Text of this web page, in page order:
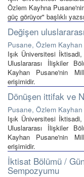
Özlem Kayhna
güç görüyor" başlıklı
Değişen
Pusane, Özlem Kayhan
Işık Üniversitesi
Uluslararası İlişkiler
Kayhan Pusane'nin
erişimidir.
Dönüşen ittifak ve
Pusane, Özlem Kayhan
Işık Üniversitesi
Uluslararası İlişkiler
Kayhan Pusane'nin
erişimidir.
İktisat Bölümü /
Sempozyumu